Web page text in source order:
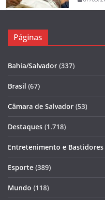
Páginas
Bahia/Salvador (337)
Brasil (67)
Câmara de Salvador (53)
Destaques (1.718)
Entretenimento e Bastidores
Esporte (389)
Mundo (118)